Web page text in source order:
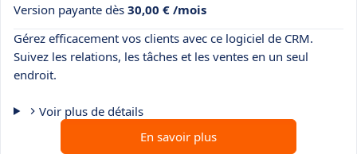
Version payante dès 30,00 € /mois
Gérez efficacement vos clients avec ce logiciel de CRM.
Suivez les relations, les tâches et les ventes en un seul
endroit.
Voir plus de détails
En savoir plus